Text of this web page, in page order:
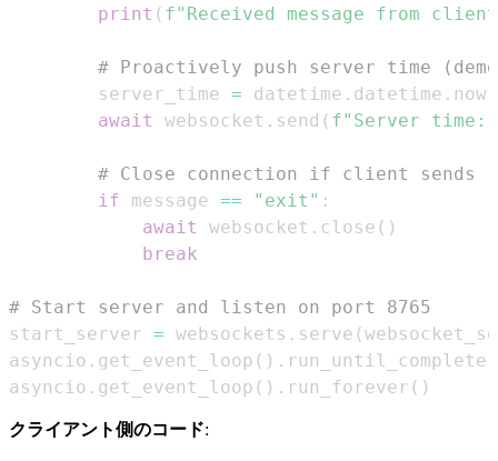
print ( f"Received message from
# Proactively push server time
        server_time
= datetime . datetime . now
await
websocket . send ( f"Server time:
# Close connection if client sends
if message == "exit" :
await
websocket . close ( )
break
# Start server and listen on port 8765
start_server = websockets . serve (
asyncio . get_event_loop ( ) . run_until_complete
asyncio . get_event_loop ( ) . run_forever ( )
クライアント側のコード: